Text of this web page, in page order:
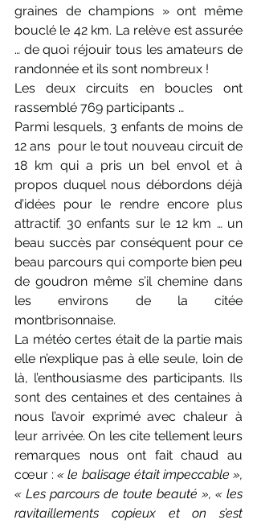
graines de champions » ont même
bouclé le 42 km. La relève est assurée
… de quoi réjouir tous les amateurs de
randonnée et ils sont nombreux !
Les deux circuits en boucles ont
rassemblé 769 participants …
Parmi lesquels, 3 enfants de moins de
12 ans  pour le tout nouveau circuit de
18 km qui a pris un bel envol et à
propos duquel nous débordons déjà
d’idées pour le rendre encore plus
attractif. 30 enfants sur le 12 km … un
beau succès par conséquent pour ce
beau parcours qui comporte bien peu
de goudron même s’il chemine dans
les environs de la citée
montbrisonnaise.
La météo certes était de la partie mais
elle n’explique pas à elle seule, loin de
là, l’enthousiasme des participants. Ils
sont des centaines et des centaines à
nous l’avoir exprimé avec chaleur à
leur arrivée. On les cite tellement leurs
remarques nous ont fait chaud au
cœur : « le balisage était impeccable »,
« Les parcours de toute beauté », « les
ravitaillements copieux et on s’est